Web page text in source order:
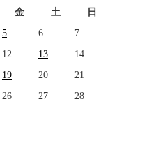
金 土
日
5 6
7
12 13
14
19 20
21
26 27
28